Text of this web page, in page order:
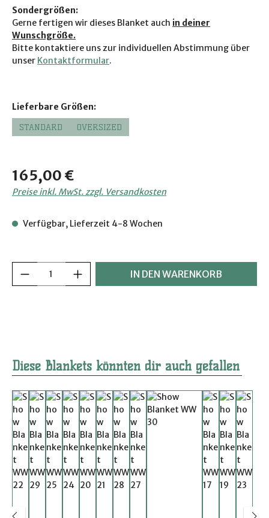
Sondergrößen:
Gerne fertigen wir dieses Blanket auch in deiner
Wunschgröße.
Bitte kontaktiere uns zur individuellen Abstimmung über
unser Kontaktformular.
Regulärer Preis:
165,00 €
Preise inkl. MwSt. zzgl. Versandkosten
Verfügbar, Lieferzeit 4-8 Wochen
Lieferbare Größen:auswählen
STANDARD
OVERSIZED
Produkt Anzahl: Gib den gewünschten
IN DEN WARENKORB
Produktgalerie überspringen
Diese Blankets könnten dir auch gefallen